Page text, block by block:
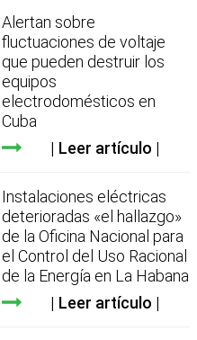
Alertan sobre
fluctuaciones de voltaje
que pueden destruir los
equipos
electrodomésticos en
Cuba
Leer artículo
Instalaciones eléctricas
deterioradas «el hallazgo»
de la Oficina Nacional para
el Control del Uso Racional
de la Energía en La Habana
Leer artículo